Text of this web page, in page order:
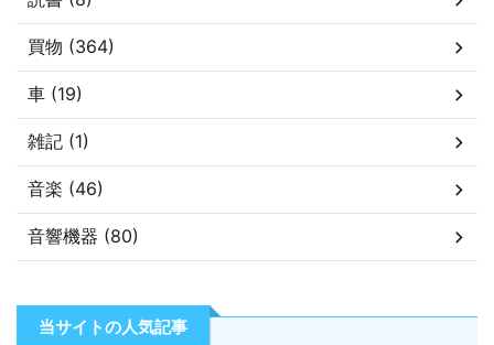
買物 (364)
車 (19)
雑記 (1)
音楽 (46)
音響機器 (80)
当サイトの人気記事